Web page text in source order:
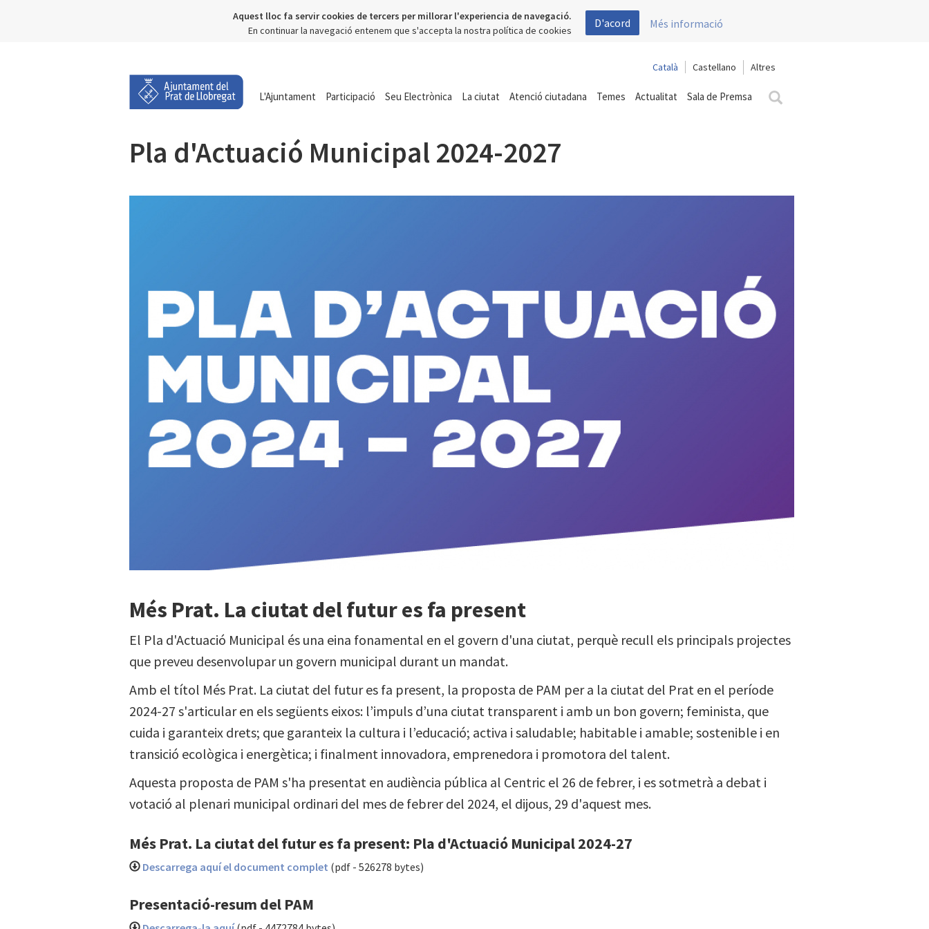
Aquest lloc fa servir cookies de tercers per millorar l'experiencia de navegació.
En continuar la navegació entenem que s'accepta la nostra política de cookies
D'acord Més informació
Català Castellano
L'Ajuntament Participació Seu Electrònica La ciutat Atenció ciutadana Temes Actualitat Sala de Premsa
Pla d'Actuació Municipal 2024-2027
Més Prat. La ciutat del futur es fa present
El Pla d'Actuació Municipal és una eina fonamental en el govern d'una ciutat, perquè recull els principals projectes
que preveu desenvolupar un govern municipal durant un mandat.
Amb el títol Més Prat. La ciutat del futur es fa present, la proposta de PAM per a la ciutat del Prat en el període
2024-27 s'articular en els següents eixos: l’impuls d’una ciutat transparent i amb un bon govern; feminista, que
cuida i garanteix drets; que garanteix la cultura i l’educació; activa i saludable; habitable i amable; sostenible i en
transició ecològica i energètica; i finalment innovadora, emprenedora i promotora del talent.
Aquesta proposta de PAM s'ha presentat en audiència pública al Centric el 26 de febrer, i es sotmetrà a debat i
votació al plenari municipal ordinari del mes de febrer del 2024, el dijous, 29 d'aquest mes.
Més Prat. La ciutat del futur es fa present: Pla d'Actuació Municipal 2024-27
Descarrega aquí el document complet (pdf - 526278 bytes)
Presentació-resum del PAM